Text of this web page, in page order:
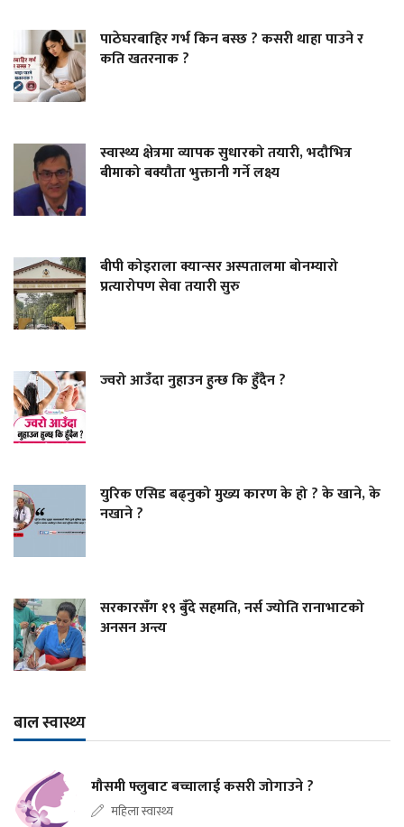
पाठेघरबाहिर गर्भ किन बस्छ ? कसरी थाहा पाउने र
कति खतरनाक ?
स्वास्थ्य क्षेत्रमा व्यापक सुधारको तयारी, भदौभित्र
बीमाको बक्यौता भुक्तानी गर्ने लक्ष्य
बीपी कोइराला क्यान्सर अस्पतालमा बोनम्यारो
प्रत्यारोपण सेवा तयारी सुरु
ज्वरो आउँदा नुहाउन हुन्छ कि हुँदैन ?
युरिक एसिड बढ्नुको मुख्य कारण के हो ? के खाने, के
नखाने ?
सरकारसँग १९ बुँदे सहमति, नर्स ज्योति रानाभाटको
अनसन अन्त्य
बाल स्वास्थ्य
मौसमी फ्लुबाट बच्चालाई कसरी जोगाउने ?
महिला स्वास्थ्य